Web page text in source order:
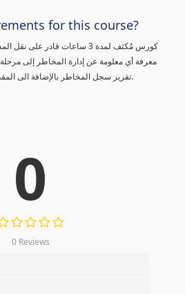
for this course?
كورس مٌكثف لمدة 3 ساعات قادر
معرفة أي معلومة عن إدارة المخاطر إلى
تقرير سجل المخاطر بالإضافة الى المقدرة التامية لإدارة مخاطر المشاريع.
0
0 Reviews